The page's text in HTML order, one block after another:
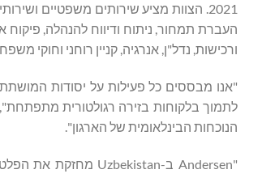
2021. הצוות מציע שירותים משפטיים
העברת תמחור, ניתוח ודיווח להנהלה, פיקוח
ורכישות, נדל"ן, אנרגיה, קניין רוחני וחוקי
"אנו מבססים כל פעילות על יסודות
הנוכחות הבינלאומית של הארגון".
"Andersen ב-Uzbekistan מחזקת את הפלטפורמה האזורית שלנו בשוק שהופך יותר חשוב לעסקים בינלאומיים ולהשקעות חוצות גבולות", אמר